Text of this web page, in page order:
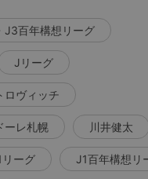
J3百年構想リーグ
Jリーグ
ロヴィッチ
ーレ札幌 川井健太
リーグ J1百年構想リ